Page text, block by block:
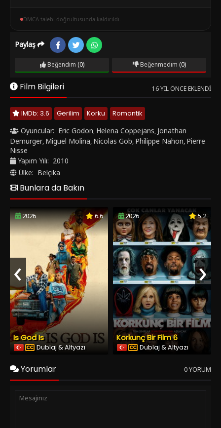
DMCA talebi doğrultusunda kaldırıldı.
Paylaş
Beğendim (0) Beğenmedim (0)
Film Bilgileri 16 YIL ÖNCE EKLENDI
IMDb: 3.6 Gerilim Korku
Romantik
Oyuncular: Eric Godon, Helena Coppejans, Jonathan
Demurger, Miguel Molina, Nicolas Gob, Philippe Nahon, Pierre
Nisse
Yapım Yılı: 2010
Ülke: Belçika
Bunlara da Bakın
2026 6.6
Is God Is
Dublaj & Altyazı
2026 5.2
Korkunç Bir Film 6
Dublaj & Altyazı
‹ ›
Yorumlar 0 YORUM